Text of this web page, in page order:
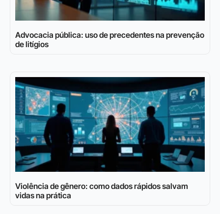
Advocacia pública: uso de precedentes na prevenção
de litígios
Violência de gênero: como dados rápidos salvam
vidas na prática